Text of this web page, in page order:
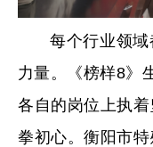
每个行业领
力量。《榜样8》
各自的岗位上执
拳初心。衡阳市